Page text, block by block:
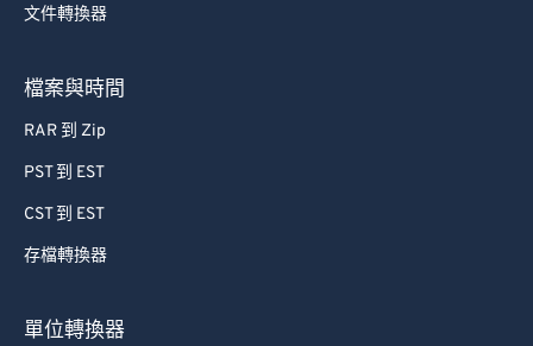
文件轉換器
檔案與時間
RAR 到 Zip
PST 到 EST
CST 到 EST
存檔轉換器
單位轉換器